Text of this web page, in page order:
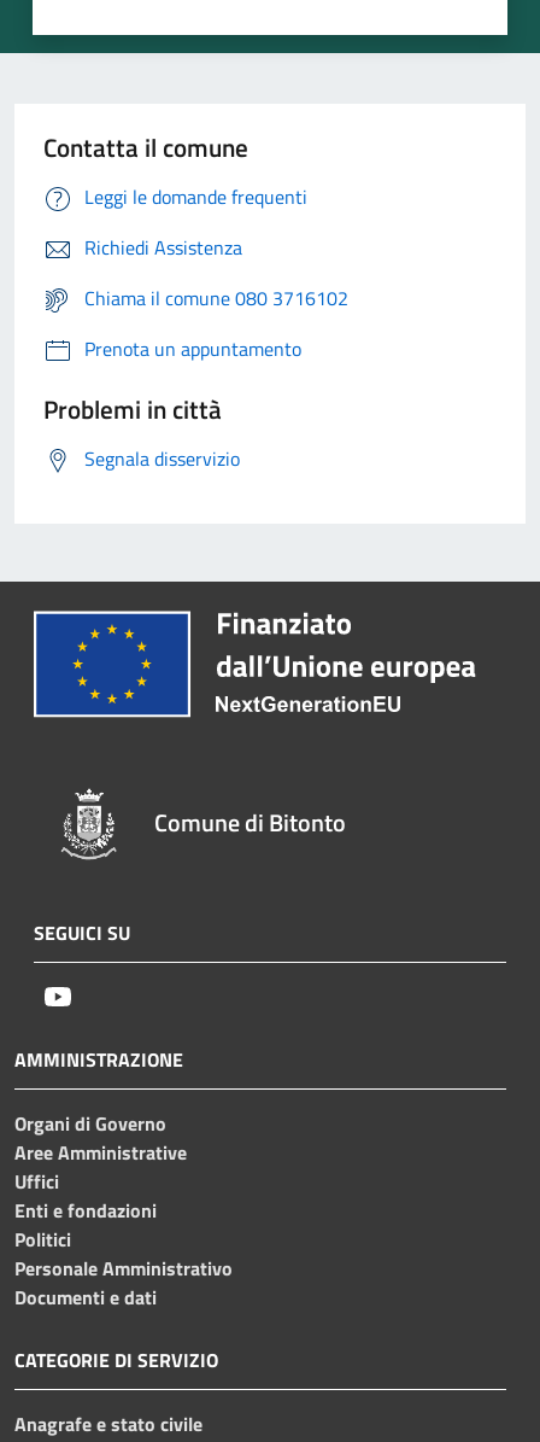
Contatta il comune
Leggi le domande frequenti
Richiedi Assistenza
Chiama il comune 080 3716102
Prenota un appuntamento
Problemi in città
Segnala disservizio
Comune di Bitonto
SEGUICI SU
AMMINISTRAZIONE
Organi di Governo
Aree Amministrative
Uffici
Enti e fondazioni
Politici
Personale Amministrativo
Documenti e dati
CATEGORIE DI SERVIZIO
Anagrafe e stato civile